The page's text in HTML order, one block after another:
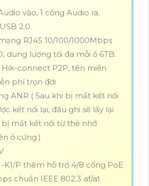
vào, 1 cổng Audio ra.
2.0.
RJ45 10/100/1000Mbps
dung lượng tối đa mỗi ổ 6TB.
connect P2P, tên miền
phí trọn đời
ANR ( Sau khi bị mất kết nối
kết nối lại, đầu ghi sẽ lấy lại
mất kết nối từ thẻ nhớ
ổ cứng.)
K1/P thêm hỗ trợ 4/8 cổng PoE
chuẩn IEEE 802.3 af/at